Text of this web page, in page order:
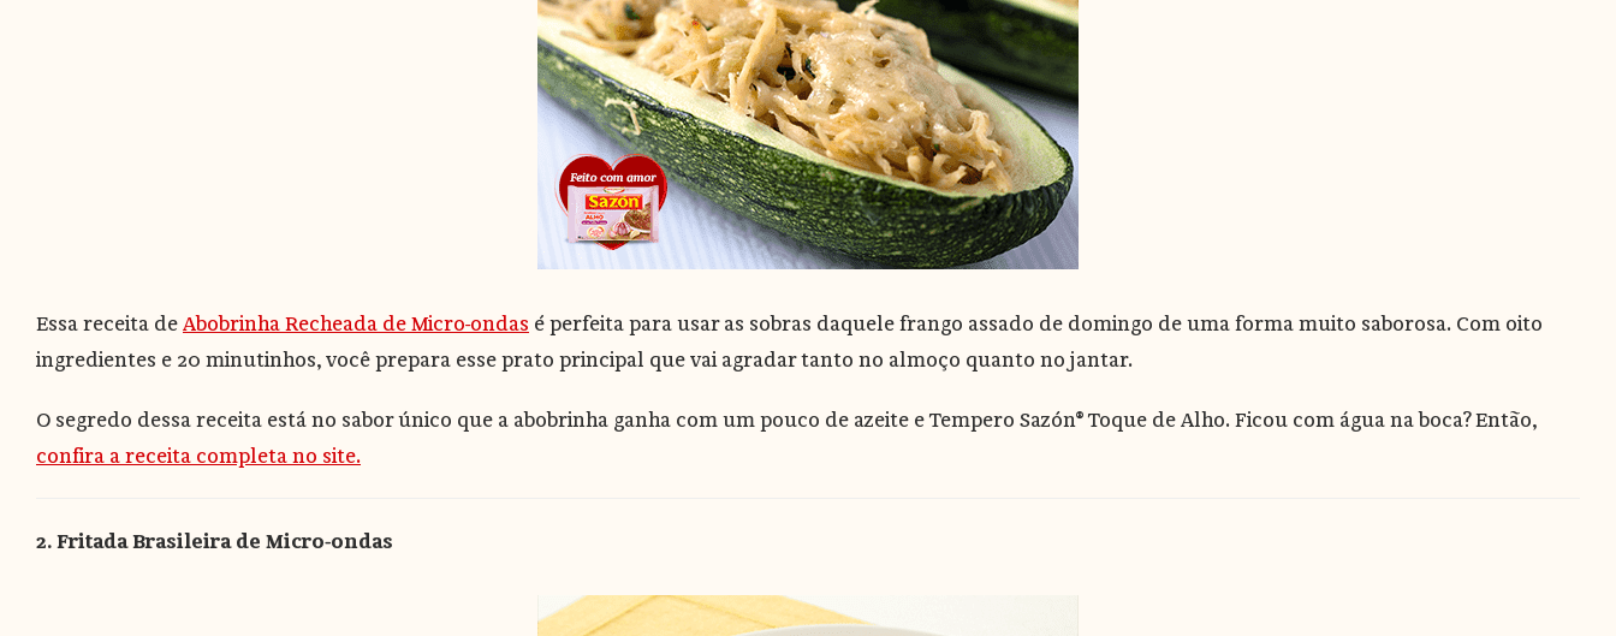
Essa receita de Abobrinha Recheada de Micro-ondas é perfeita para usar as sobras daquele frango assado de domingo de uma forma muito saborosa. Com oito
ingredientes e 20 minutinhos, você prepara esse prato principal que vai agradar tanto no almoço quanto no jantar.
O segredo dessa receita está no sabor único que a abobrinha ganha com um pouco de azeite e Tempero Sazón® Toque de Alho. Ficou com água na boca? Então,
confira a receita completa no site.
2. Fritada Brasileira de Micro-ondas